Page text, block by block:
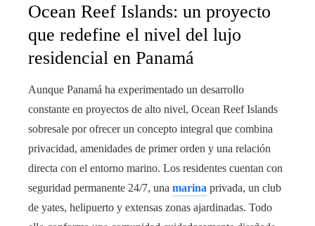
Ocean Reef Islands: un proyecto
que redefine el nivel del lujo
residencial en Panamá
Aunque Panamá ha experimentado un desarrollo
constante en proyectos de alto nivel, Ocean Reef Islands
sobresale por ofrecer un concepto integral que combina
privacidad, amenidades de primer orden y una relación
directa con el entorno marino. Los residentes cuentan con
seguridad permanente 24/7, una marina privada, un club
de yates, helipuerto y extensas zonas ajardinadas. Todo